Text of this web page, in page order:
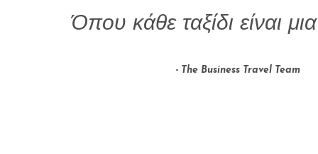
Όπου κάθε ταξίδι είναι
The Business Travel Team